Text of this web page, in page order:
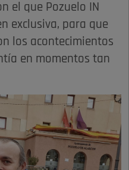
el que Pozuelo IN
exclusiva, para que
los acontecimientos
en momentos tan